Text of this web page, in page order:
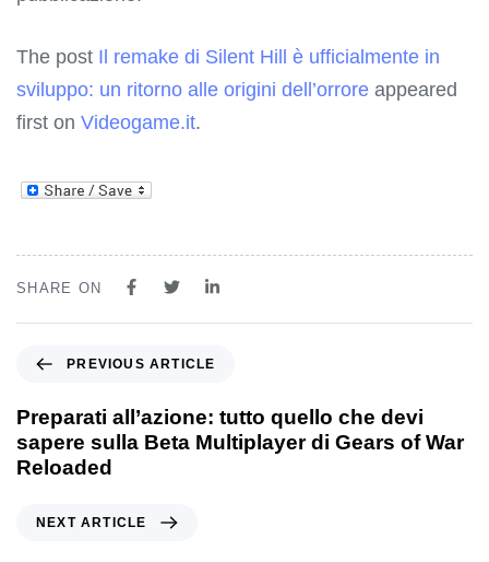
The post Il remake di Silent Hill è ufficialmente in
sviluppo: un ritorno alle origini dell’orrore appeared
first on Videogame.it.
SHARE ON
PREVIOUS ARTICLE
Preparati all’azione: tutto quello che devi
sapere sulla Beta Multiplayer di Gears of War
Reloaded
NEXT ARTICLE